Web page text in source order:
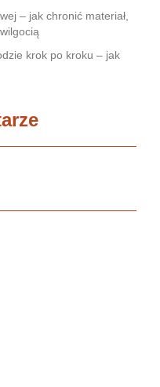
– jak chronić materiał,
krok po kroku – jak